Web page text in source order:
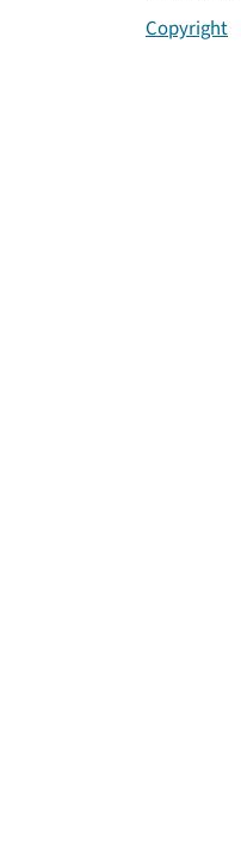
Copyright